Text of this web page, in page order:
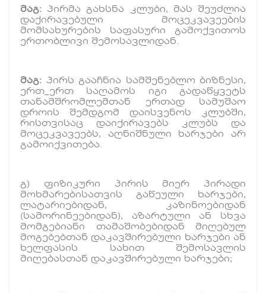
მაგ: პირმა გახსნა კლუბი, მას შეუძლია
დაქირავებული მოცეკვავეების
მომსახურების საფასური გამოქვითოს
ერთობლივი შემოსავლიდან.
მაგ: პირს გააჩნია სამშენებლო ბიზნესი,
ერთ_ერთ საღამოს იგი გადაწყვეტს
თანამშრომლემთან ერთად სამუშაო
დროის შემდგომ დაისვენოს კლუბში,
რისთვისაც დაიქირავებს კლუბს და
მოცეკვავეებს, აღნიშნული ხარჯები არ
გამოიქვითება.
გ) ფიზიკური პირის მიერ პირადი
მოხმარებისათვის გაწეული ხარჯები,
ლატარიებიდან, კაზინოებიდან
(სამორინეებიდან), აზარტული ან სხვა
მომგებიანი თამაშობებიდან მიღებულ
მოგებებთან დაკავშირებული ხარჯები ან
ხელფასის სახით შემოსავლის
მიღებასთან დაკავშირებული ხარჯები;